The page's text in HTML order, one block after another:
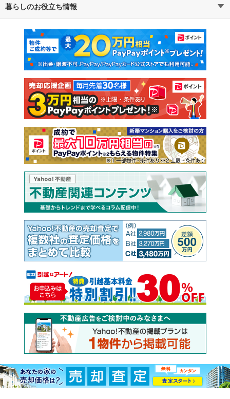
通勤・通学時間から探す
不動産・住宅
新築マンション 中古マンション
新築一戸建て 中古一戸建て
注文住宅 土地
売却査定
暮らしのお役立ち情報
マンションカタログ 教えて！住まいの先生